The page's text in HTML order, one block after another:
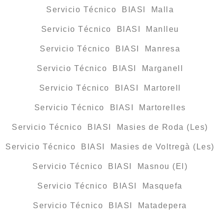
Servicio Técnico BIASI Malla
Servicio Técnico BIASI Manlleu
Servicio Técnico BIASI Manresa
Servicio Técnico BIASI Marganell
Servicio Técnico BIASI Martorell
Servicio Técnico BIASI Martorelles
Servicio Técnico BIASI Masies de Roda (Les)
Servicio Técnico BIASI Masies de Voltregà (Les)
Servicio Técnico BIASI Masnou (El)
Servicio Técnico BIASI Masquefa
Servicio Técnico BIASI Matadepera